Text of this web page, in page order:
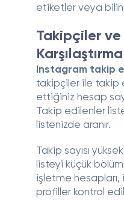
etiketler veya
Takipçiler ve
Karşılaştırma
Instagram takip
takipçiler ile takip
ettiğiniz hesap
Takip edilenler
listenizde aranır.
Takip sayısı
listeyi küçük
işletme hesapları,
profiller kontrol